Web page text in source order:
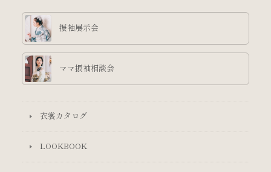
振袖展示会
ママ振袖相談会
衣裳カタログ
LOOKBOOK